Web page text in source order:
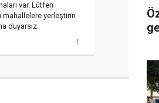
var. Lütfen
mahallelere yerleştirin
duyarsız.